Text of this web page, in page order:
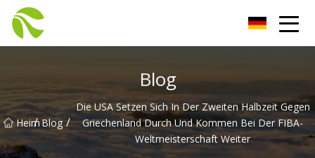
Blog
Heim
/ Blog /
Die USA Setzen Sich In Der Zweiten Halbzeit Gegen
Griechenland Durch Und Kommen Bei Der FIBA-
Weltmeisterschaft Weiter